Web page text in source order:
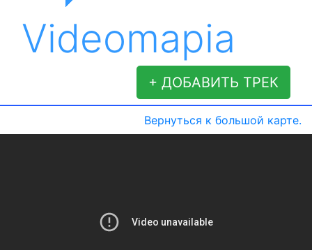
Videomapia
+ ДОБАВИТЬ ТРЕК
Вернуться к большой карте.